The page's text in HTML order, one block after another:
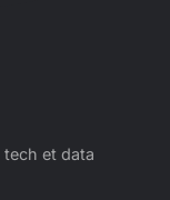
et data